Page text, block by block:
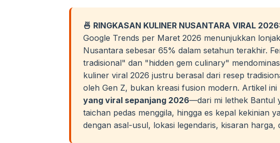
🍜 RINGKASAN KULINER NUSANTARA VIRAL
Google Trends per Maret 2026 menunjukkan
Nusantara sebesar 65% dalam setahun terakhir.
tradisional" dan "hidden gem culinary"
kuliner viral 2026 justru berasal dari resep
oleh Gen Z, bukan kreasi fusion modern. Artikel ini
yang viral sepanjang 2026—dari mi lethek Bantul
taichan pedas menggila, hingga es kepal kekinian
dengan asal-usul, lokasi legendaris, kisaran harga,